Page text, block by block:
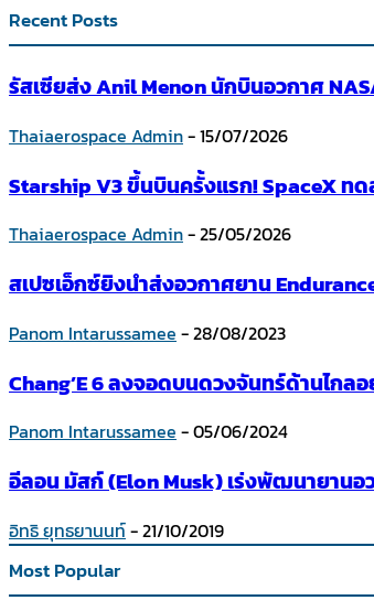
Recent Posts
รัสเซียส่ง Anil Menon นักบินอวกาศ
Thaiaerospace Admin-15/07/2026
Starship V3 ขึ้นบินครั้งแรก! SpaceX
Thaiaerospace Admin-25/05/2026
สเปซเอ็กซ์ยิงนำส่งอวกาศยาน
Panom Intarussamee -28/08/2023
Chang’E 6 ลงจอดบนดวงจันทร์ด้านไกล
Panom Intarussamee -05/06/2024
อีลอน มัสก์ (Elon Musk) เร่งพัฒนายานอ
อิทธิ ยุทธยานนท์-21/10/2019
Most Popular